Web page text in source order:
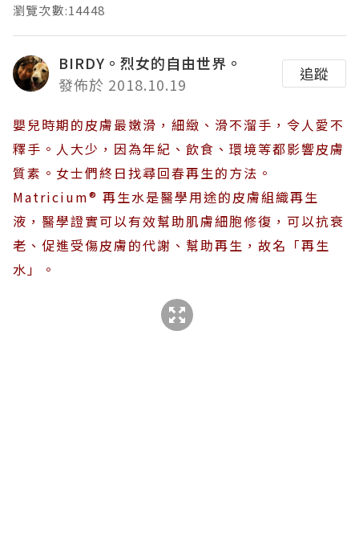
瀏覽次數:14448
BIRDY。烈女的自由世界。
發佈於 2018.10.19
追蹤
嬰兒時期的皮膚最嫩滑，細緻、滑不溜手，令人愛不
釋手。人大少，因為年紀、飲食、環境等都影響皮膚
質素。女士們終日找尋回春再生的方法。
Matricium® 再生水是醫學用途的皮膚組織再生
液，醫學證實可以有效幫助肌膚細胞修復，可以抗衰
老、促進受傷皮膚的代謝、幫助再生，故名「再生
水」。